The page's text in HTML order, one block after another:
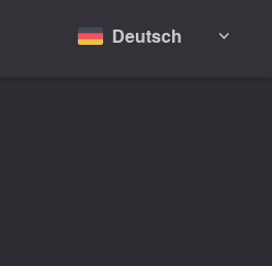
Deutsch 